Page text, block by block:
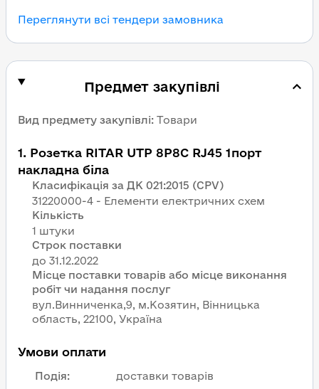
Переглянути всі тендери замовника
Предмет закупівлі
Вид предмету закупівлі: Товари
1. Розетка RITAR UTP 8P8C RJ45 1порт
накладна біла
Класифікація за ДК 021:2015 (CPV)
31220000-4 - Елементи електричних схем
Кількість
1 штуки
Строк поставки
Місце поставки товарів або місце виконання
робіт чи надання послуг
вул.Винниченка,9, м.Козятин, Вінницька
область, 22100, Україна
Умови оплати
Подія:
доставки товарів